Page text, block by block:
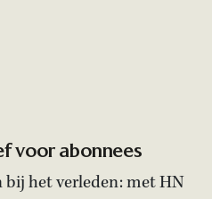
voor abonnees
bij het verleden: met HN